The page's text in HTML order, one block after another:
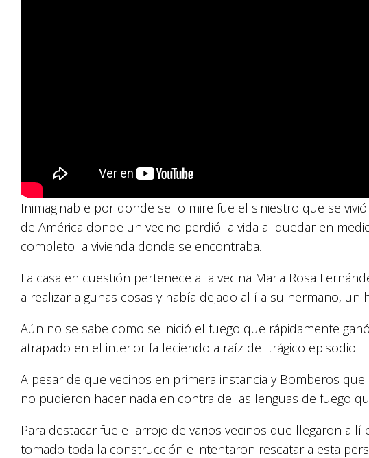
Inimaginable por donde se lo mire fue el siniestro que se
de América donde un vecino perdió la vida al quedar en
completo la vivienda donde se encontraba.
La casa en cuestión pertenece a la vecina Maria Rosa
a realizar algunas cosas y había dejado allí a su hermano,
Aún no se sabe como se inició el fuego que rápidamente
atrapado en el interior falleciendo a raíz del trágico episodio.
A pesar de que vecinos en primera instancia y Bomberos
no pudieron hacer nada en contra de las lenguas de fuego
Para destacar fue el arrojo de varios vecinos que llegaron
tomado toda la construcción e intentaron rescatar a esta